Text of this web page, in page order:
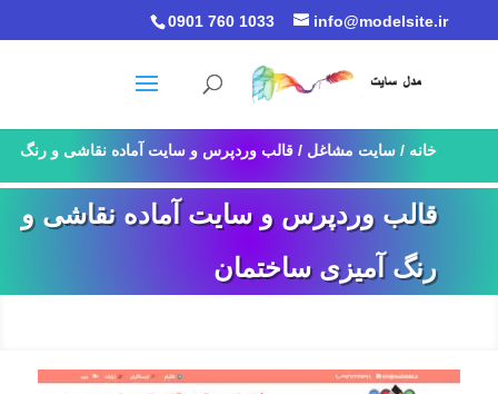
0901 760 1033 info@modelsite.ir
خانه / سایت مشاغل / قالب وردپرس و سایت آماده نقاشی و رنگ
قالب وردپرس و سایت آماده نقاشی و
رنگ آمیزی ساختمان